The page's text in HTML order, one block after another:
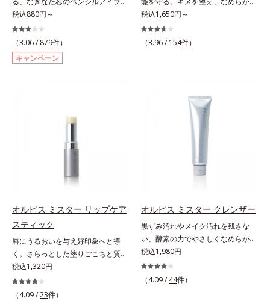
る美白(*1)有効成分「トラネキサム
酸」を配合しました。さらに、シリ
ーズ共通の美容成分「GLルートブ
ースター(*9)」を配合することで、
肌のふっくら感や透明感を叶えま
なたのエイジングケアを応援しま
ミ・ソバカスを防ぐ（ウォッシュを
除く）*2 オルビス内スキンケアシ
手入れのこと*4 うるおいによる
乾燥による*7 保湿成分*8 ロニ
セラカエルレア果汁、ノバラエキス
配合＝うるおいを与えハリと透明感
に満ちた肌へ導く保湿成分*9 メマ
ツヨイグサ抽出液、スイカズラエキ
ス配合＝角層のすみずみまで水分・
油分を保ち、ハリ・ツヤを与える保
湿成分*10 気持ちのこと
するテクスチャーは、肌になじむご
とにもっちり質感に、最後はなめら
かな水膜へと3変化。普段の保湿液
をこのジェルにおきかえて塗って眠
*2 美白（メラニンの生成を抑え、
シミ・ソバカスを防ぐ）と保湿のこ
ミ・ソバカスを防ぐ美白有効成分を
組み合わせた複合成分*4 グリチル
BEAUTY夏祭りは、こちら
ー。角度を変えるだけで自由自在に
描けるペンシルアイブローです。な
ぎなた芯だから、接地面を変えるだ
けで太い線から細い線まで、テクニ
ックいらずで簡単に。スムースライ
ので、毛流れを整えたり、色をなじ
活躍。これ1本で完成度の高い、ふ
んわり眉に仕上がります。※中身を
ています。* ダイマージリノール酸
イソステアリル/フィトステリル）
配合＝感触向上成分
税込880円～
（3.06 / 879件）
キャンペーン
肌にするニキビ対策保湿液。「ニキ
ビをくり返してしまう」「毛穴目立
ちが気になる」「マスク生活であご
にWでアプローチする、薬用ニキビ
対策スキンケアシリーズです。5種
の和漢植物由来成分とコラーゲンが
きにくい肌を目指します。さらにビ
タミンC誘導体をはじめとした5種
ョットカプセル」を配合。カプセル
が浸透してから成分を放出する特殊
技術によって、高い浸透力(*2)と安
定性を実現。毛穴の目立ちをしっか
りケア(*3)して、ゆらぎやすいニキ
ビ肌を、みずみずしい清潔な垢抜け
肌(*4)へと導きます。たっぷりの保
税込1,650円～
（3.96 / 154件）
オルビス ミスター リップケア
スティック
唇にうるおいを与え好印象へと導
く。さらっとした塗りごこちと質感
で自然で好印象な口元に。さらっと
した軽やかな塗りごこちでありなが
らも、唇にうるおいを与える「モイ
税込1,320円
（4.09 /23件）
オルビス ミスター クレンザー
黒ずみ汚れやメイク汚れを残さな
い、酵素の力でやさしくなめらかに
洗い上げるW洗顔不要のスペシャル
クレンザー。過剰な皮脂とその皮脂
汚れが詰まって発生する黒ずみ汚れ
税込1,980円
（4.09 / 44件）